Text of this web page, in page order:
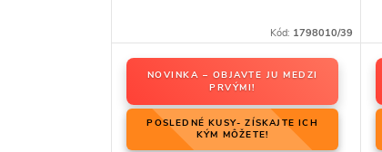
Kód: 1798010/39
NOVINKA – OBJAVTE JU MEDZI
PRVÝMI!
POSLEDNÉ KUSY- ZÍSKAJTE ICH
KÝM MÔŽETE!